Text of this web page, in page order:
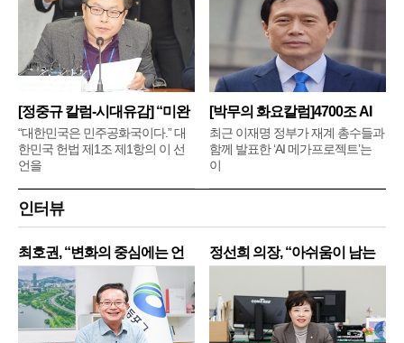
[정중규 칼럼-시대유감] “미완
“대한민국은 민주공화국이다.” 대
한민국 헌법 제1조 제1항의 이 선
언을
[박무의 화요칼럼]4700조 AI
메
최근 이재명 정부가 재계 총수들과
함께 발표한 ‘AI 메가프로젝트’는
이
인터뷰
최호권, “변화의 중심에는 언
제
정선희 의장, “아쉬움이 남는